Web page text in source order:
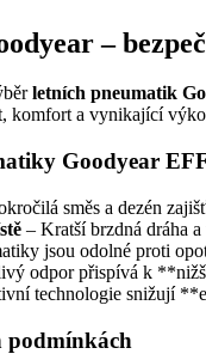
–
letních pneumatik
komfort a vynikající
Goodyear
směs a dezén
– Kratší brzdná dráha
jsou odolné proti
odpor přispívá k
technologie snižují
podmínkách